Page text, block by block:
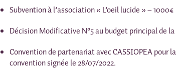
Subvention à l’association « L’oeil lucide » – 1000€
Décision Modificative N°5 au budget principal de
Convention de partenariat avec CASSIOPEA pour
convention signée le 28/07/2022.